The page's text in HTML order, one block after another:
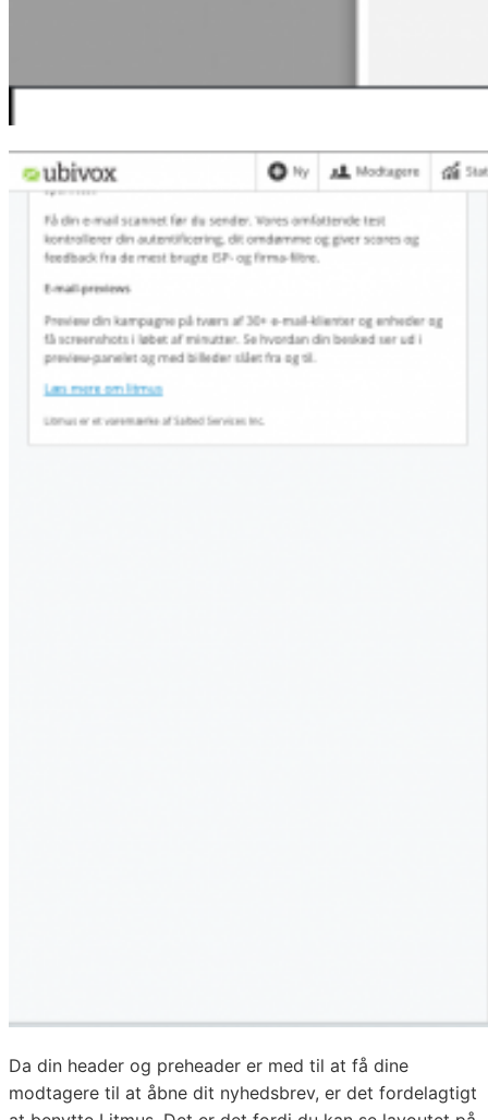
Da din header og preheader er med til at få dine
modtagere til at åbne dit nyhedsbrev, er det fordelagtigt